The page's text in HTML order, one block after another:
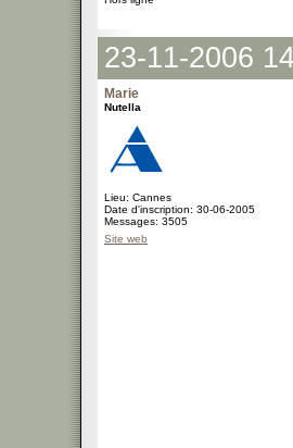
23-11-2006
Marie
Nutella
Lieu: Cannes
Date d'inscription: 30-06-2005
Messages: 3505
Site web